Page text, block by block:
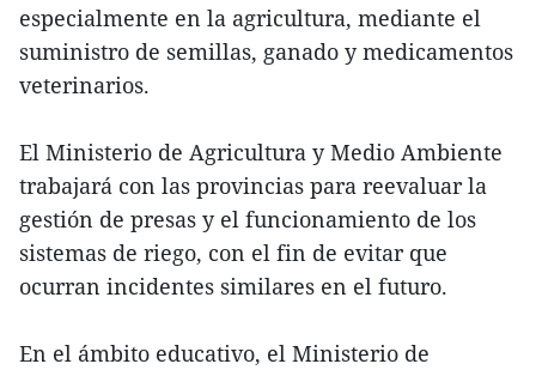
especialmente en la agricultura, mediante el
suministro de semillas, ganado y medicamentos
veterinarios.
El Ministerio de Agricultura y Medio Ambiente
trabajará con las provincias para reevaluar la
gestión de presas y el funcionamiento de los
sistemas de riego, con el fin de evitar que
ocurran incidentes similares en el futuro.
En el ámbito educativo, el Ministerio de